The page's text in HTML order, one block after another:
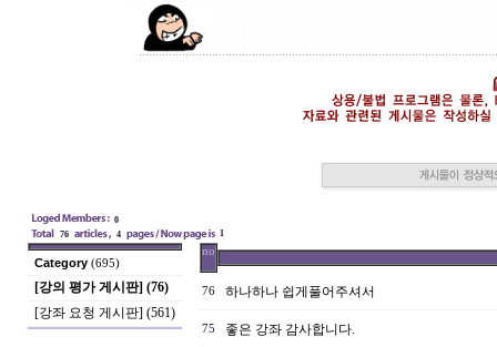
0
76
4 1
Category (695)
[강의 평가 게시판] (76)
[강좌 요청 게시판] (561)
no
76 하나하나 쉽게풀어주셔서
75 좋은 강좌 감사합니다.